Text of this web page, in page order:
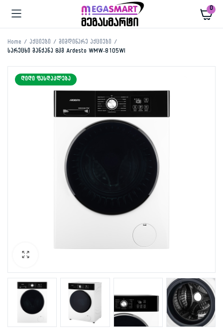
0
Home აქციები
მიმდინარე აქციები
სარეცხი მანქანა 8კგ Ardesto WMW-8105WI
ᲓᲘᲓᲘ ᲤᲐᲡᲓᲐᲙᲚᲔᲑᲐ